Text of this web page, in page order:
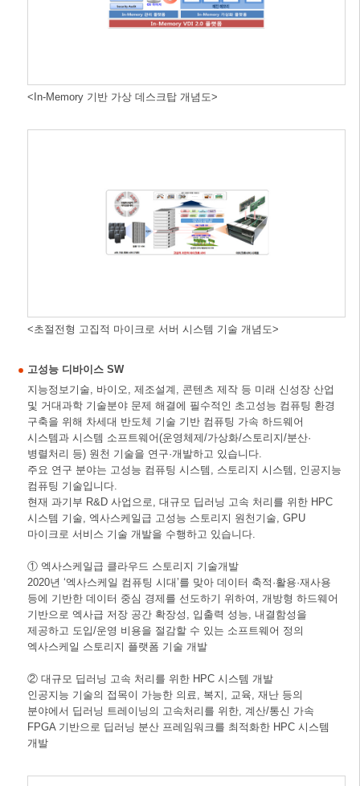
<In-Memory 기반 가상 데스크탑 개념도>
<초절전형 고집적 마이크로 서버 시스템 기술 개념도>
고성능 디바이스 SW
지능정보기술, 바이오, 제조설계, 콘텐츠 제작 등 미래 신성장 산업
및 거대과학 기술분야 문제 해결에 필수적인 초고성능 컴퓨팅 환경
구축을 위해 차세대 반도체 기술 기반 컴퓨팅 가속 하드웨어
시스템과 시스템 소프트웨어(운영체제/가상화/스토리지/분산·
병렬처리 등) 원천 기술을 연구·개발하고 있습니다.
주요 연구 분야는 고성능 컴퓨팅 시스템, 스토리지 시스템, 인공지능
컴퓨팅 기술입니다.
현재 과기부 R&D 사업으로, 대규모 딥러닝 고속 처리를 위한 HPC
시스템 기술, 엑사스케일급 고성능 스토리지 원천기술, GPU
마이크로 서비스 기술 개발을 수행하고 있습니다.
① 엑사스케일급 클라우드 스토리지 기술개발
2020년 ‘엑사스케일 컴퓨팅 시대’를 맞아 데이터 축적·활용·재사용
등에 기반한 데이터 중심 경제를 선도하기 위하여, 개방형 하드웨어
기반으로 엑사급 저장 공간 확장성, 입출력 성능, 내결함성을
제공하고 도입/운영 비용을 절감할 수 있는 소프트웨어 정의
엑사스케일 스토리지 플랫폼 기술 개발
② 대규모 딥러닝 고속 처리를 위한 HPC 시스템 개발
인공지능 기술의 접목이 가능한 의료, 복지, 교육, 재난 등의
분야에서 딥러닝 트레이닝의 고속처리를 위한, 계산/통신 가속
FPGA 기반으로 딥러닝 분산 프레임워크를 최적화한 HPC 시스템
개발